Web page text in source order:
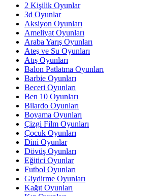
2 Kişilik Oyunlar
3d Oyunlar
Aksiyon Oyunları
Ameliyat Oyunları
Araba Yarış Oyunları
Ateş ve Su Oyunları
Atış Oyunları
Balon Patlatma Oyunları
Barbie Oyunları
Beceri Oyunları
Ben 10 Oyunları
Bilardo Oyunları
Boyama Oyunları
Çizgi Film Oyunları
Çocuk Oyunları
Dini Oyunlar
Dövüş Oyunları
Eğitici Oyunlar
Futbol Oyunları
Giydirme Oyunları
Kağıt Oyunları